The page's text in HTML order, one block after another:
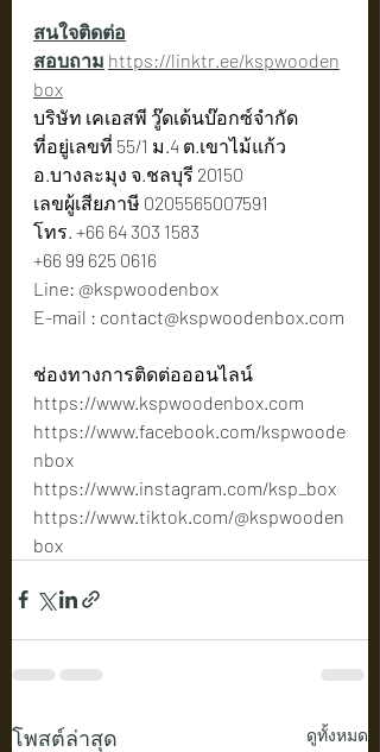
สนใจติดต่อ
สอบถาม https://linktr.ee/kspwooden
box
บริษัท เคเอสพี วู๊ดเด้นบ๊อกซ์จำกัด
ที่อยู่เลขที่ 55/1 ม.4 ต.เขาไม้แก้ว
อ.บางละมุง จ.ชลบุรี 20150
เลขผู้เสียภาษี 0205565007591
โทร. +66 64 303 1583
+66 99 625 0616
Line: @kspwoodenbox
E-mail : contact@kspwoodenbox.com
ช่องทางการติดต่อออนไลน์
https://www.kspwoodenbox.com
https://www.facebook.com/kspwoode
nbox
https://www.instagram.com/ksp_box
https://www.tiktok.com/@kspwooden
box
โพสต์ล่าสุด ดูทั้งหมด